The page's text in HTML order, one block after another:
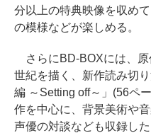
分以上の特典映像を収め
の模様などが楽しめる。
さらにBD-BOXには、原
世紀を描く、新作読み切
編 ～Setting off～」(56ペ
作を中心に、背景美術や
声優の対談なども収録し